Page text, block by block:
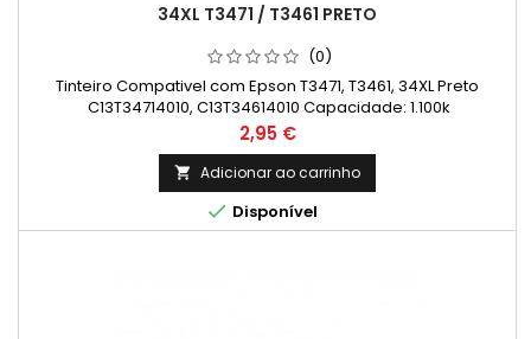
34XL T3471 / T3461 PRETO
(0)
Tinteiro Compativel com Epson T3471, T3461, 34XL Preto
C13T34714010, C13T34614010 Capacidade: 1.100k
Preço
2,95 €
 Adicionar ao carrinho
 Disponível